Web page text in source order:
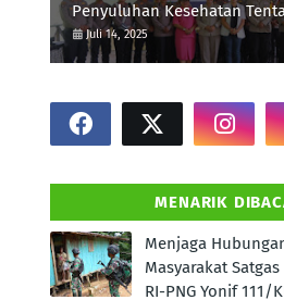
Penyuluhan Kesehatan
Hidup Sehat Di Polres
Juli 14, 2025
MENARIK
Menjaga
Masyarakat
RI-PNG Yonif 111/